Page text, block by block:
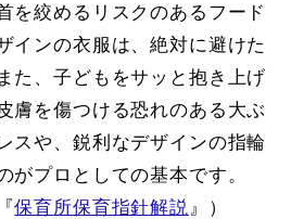
を絞めるリスクのあるフード
インの衣服は、絶対に避けた
た、子どもをサッと抱き上げ
膚を傷つける恐れのある大ぶ
スや、鋭利なデザインの指輪
がプロとしての基本です。
保育所保育指針解説 』）